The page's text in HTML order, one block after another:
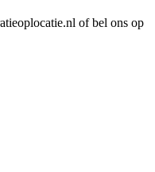
of bel ons op